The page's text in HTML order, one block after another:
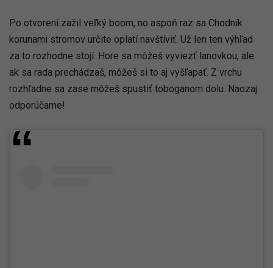
Po otvorení zažil veľký boom, no aspoň raz sa Chodník
korunami stromov určite oplatí navštíviť. Už len ten výhľad
za to rozhodne stojí. Hore sa môžeš vyviezť lanovkou, ale
ak sa rada prechádzaš, môžeš si to aj vyšľapať. Z vrchu
rozhľadne sa zase môžeš spustiť toboganom dolu. Naozaj
odporúčame!